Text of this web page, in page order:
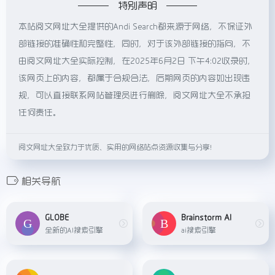
特别声明
本站阅文网址大全提供的Andi Search都来源于网络，不保证外
部链接的准确性和完整性，同时，对于该外部链接的指向，不
由阅文网址大全实际控制，在2025年6月2日 下午4:02收录时，
该网页上的内容，都属于合规合法，后期网页的内容如出现违
规，可以直接联系网站管理员进行删除，阅文网址大全不承担
任何责任。
阅文网址大全致力于优质、实用的网络站点资源收集与分享！
相关导航
GLOBE
全新的AI搜索引擎
Brainstorm AI
ai搜索引擎